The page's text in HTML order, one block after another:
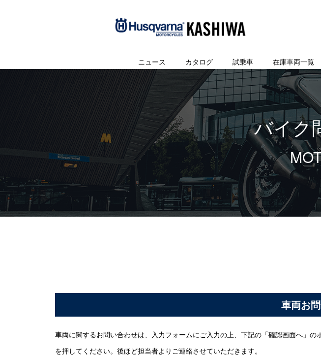
ニュース カタログ 試乗車 在庫車両一覧
バイク
車両お
車両に関するお問い合わせは、入力フォームにご入力の上、下記の「確認画面へ」
を押してください。後ほど担当者よりご連絡させていただきます。